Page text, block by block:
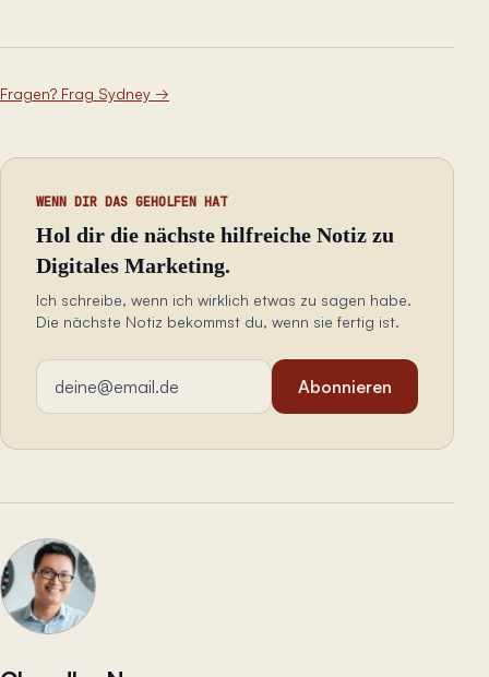
Fragen? Frag Sydney →
WENN DIR DAS GEHOLFEN HAT
Hol dir die nächste hilfreiche Notiz zu
Digitales Marketing.
Ich schreibe, wenn ich wirklich etwas zu sagen habe.
Die nächste Notiz bekommst du, wenn sie fertig ist.
E-Mail-Adresse
Abonnieren